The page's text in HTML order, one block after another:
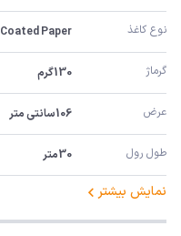
نوع کاغذ Coated Paper
گرماژ 130گرم
عرض 106سانتی متر
طول رول 30متر
نمایش بیشتر